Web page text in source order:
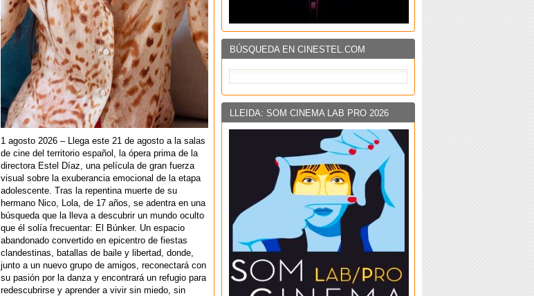
BÚSQUEDA EN CINESTEL.COM
LLEIDA: SOM CINEMA LAB PRO 2026
1 agosto 2026 – Llega este 21 de agosto a la salas
de cine del territorio español, la ópera prima de la
directora Estel Díaz, una película de gran fuerza
visual sobre la exuberancia emocional de la etapa
adolescente. Tras la repentina muerte de su
hermano Nico, Lola, de 17 años, se adentra en una
búsqueda que la lleva a descubrir un mundo oculto
que él solía frecuentar: El Búnker. Un espacio
abandonado convertido en epicentro de fiestas
clandestinas, batallas de baile y libertad, donde,
junto a un nuevo grupo de amigos, reconectará con
su pasión por la danza y encontrará un refugio para
redescubrirse y aprender a vivir sin miedo, sin